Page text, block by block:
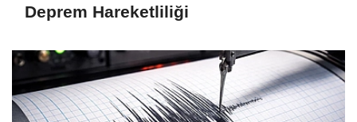
Deprem Hareketliliği